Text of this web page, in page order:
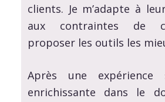
clients. Je m’adapte à
aux contraintes de
proposer les outils les
Après une expérience
enrichissante dans le